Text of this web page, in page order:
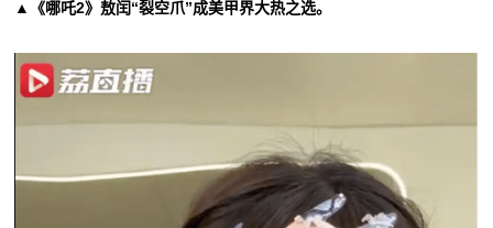
▲《哪吒2》敖闰“裂空爪”成美甲界大热之选。